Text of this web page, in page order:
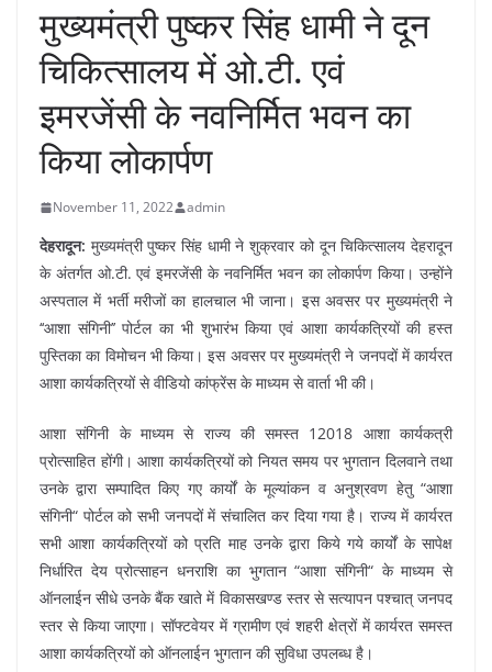
मुख्यमंत्री पुष्कर सिंह धामी ने दून
चिकित्सालय में ओ.टी. एवं
इमरजेंसी के नवनिर्मित भवन का
किया लोकार्पण
November 11, 2022 admin
देहरादून: मुख्यमंत्री पुष्कर सिंह धामी ने शुक्रवार को दून चिकित्सालय देहरादून
के अंतर्गत ओ.टी. एवं इमरजेंसी के नवनिर्मित भवन का लोकार्पण किया। उन्होंने
अस्पताल में भर्ती मरीजों का हालचाल भी जाना। इस अवसर पर मुख्यमंत्री ने
‘‘आशा संगिनी’’ पोर्टल का भी शुभारंभ किया एवं आशा कार्यकत्रियों की हस्त
पुस्तिका का विमोचन भी किया। इस अवसर पर मुख्यमंत्री ने जनपदों में कार्यरत
आशा कार्यकत्रियों से वीडियो कांफ्रेंस के माध्यम से वार्ता भी की।
आशा संगिनी के माध्यम से राज्य की समस्त 12018 आशा कार्यकत्री
प्रोत्साहित होंगी। आशा कार्यकत्रियों को नियत समय पर भुगतान दिलवाने तथा
उनके द्वारा सम्पादित किए गए कार्यों के मूल्यांकन व अनुश्रवण हेतु “आशा
संगिनी“ पोर्टल को सभी जनपदों में संचालित कर दिया गया है। राज्य में कार्यरत
सभी आशा कार्यकत्रियों को प्रति माह उनके द्वारा किये गये कार्यों के सापेक्ष
निर्धारित देय प्रोत्साहन धनराशि का भुगतान “आशा संगिनी“ के माध्यम से
ऑनलाईन सीधे उनके बैंक खाते में विकासखण्ड स्तर से सत्यापन पश्चात् जनपद
स्तर से किया जाएगा। सॉफ्टवेयर में ग्रामीण एवं शहरी क्षेत्रों में कार्यरत समस्त
आशा कार्यकत्रियों को ऑनलाईन भुगतान की सुविधा उपलब्ध है।